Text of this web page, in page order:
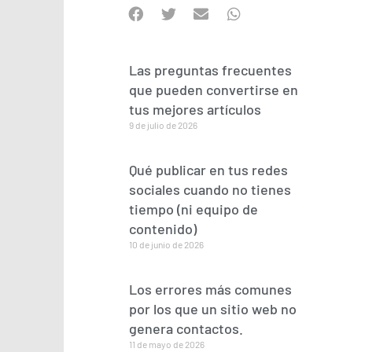
Las preguntas frecuentes
que pueden convertirse en
tus mejores artículos
9 de julio de 2026
Qué publicar en tus redes
sociales cuando no tienes
tiempo (ni equipo de
contenido)
10 de junio de 2026
Los errores más comunes
por los que un sitio web no
genera contactos.
11 de mayo de 2026